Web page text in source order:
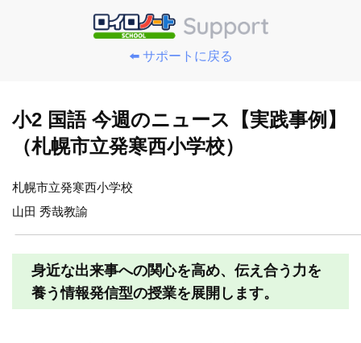
⬅️ サポートに戻る
小2 国語 今週のニュース【実践事例】
（札幌市立発寒西小学校）
札幌市立発寒西小学校
山田 秀哉教諭
身近な出来事への関心を高め、伝え合う力を
養う情報発信型の授業を展開します。